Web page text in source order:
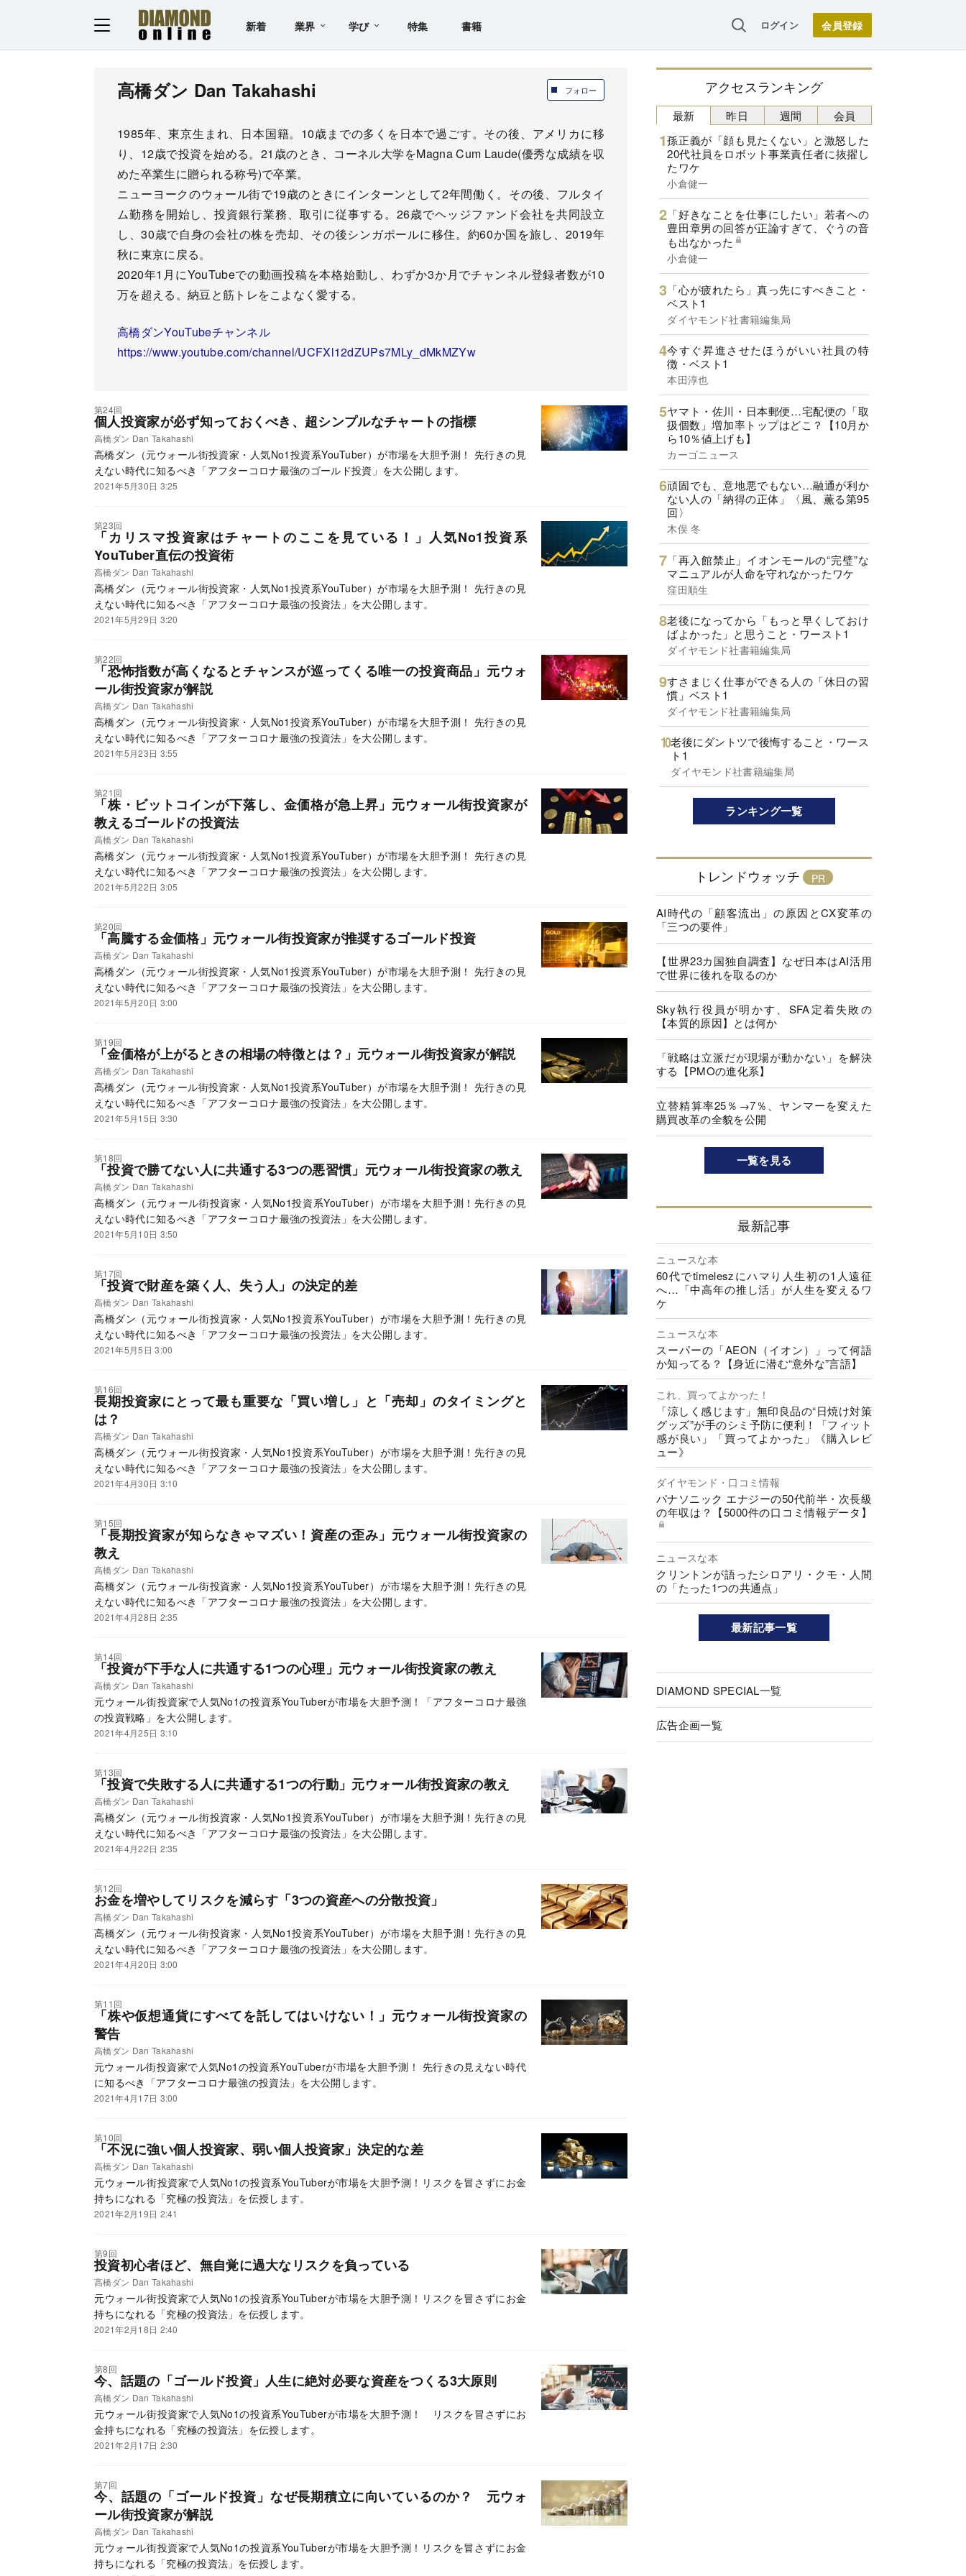
新着 業界 学び 特集 書籍 ログイン
フォロー
高橋ダン Dan Takahashi
1985年、東京生まれ、日本国籍。10歳までの多くを日本で過ごす。その後、アメリカに移
り、12歳で投資を始める。21歳のとき、コーネル大学をMagna Cum Laude(優秀な成績を収
めた卒業生に贈られる称号)で卒業。
ニューヨークのウォール街で19歳のときにインターンとして2年間働く。その後、フルタイ
ム勤務を開始し、投資銀行業務、取引に従事する。26歳でヘッジファンド会社を共同設立
し、30歳で自身の会社の株を売却、その後シンガポールに移住。約60か国を旅し、2019年
秋に東京に戻る。
2020年1月にYouTubeでの動画投稿を本格始動し、わずか3か月でチャンネル登録者数が10
万を超える。納豆と筋トレをこよなく愛する。
高橋ダンYouTubeチャンネル
https://www.youtube.com/channel/UCFXl12dZUPs7MLy_dMkMZYw
第24回
個人投資家が必ず知っておくべき、超シンプルなチャートの指標
高橋ダン Dan Takahashi
高橋ダン（元ウォール街投資家・人気No1投資系YouTuber）が市場を大胆予測！ 先行きの見
えない時代に知るべき「アフターコロナ最強のゴールド投資」を大公開します。
2021年5月30日 3:25
第23回
「カリスマ投資家はチャートのここを見ている！」人気No1投資系
YouTuber直伝の投資術
高橋ダン Dan Takahashi
高橋ダン（元ウォール街投資家・人気No1投資系YouTuber）が市場を大胆予測！ 先行きの見
えない時代に知るべき「アフターコロナ最強の投資法」を大公開します。
2021年5月29日 3:20
第22回
「恐怖指数が高くなるとチャンスが巡ってくる唯一の投資商品」元ウォ
ール街投資家が解説
高橋ダン Dan Takahashi
高橋ダン（元ウォール街投資家・人気No1投資系YouTuber）が市場を大胆予測！ 先行きの見
えない時代に知るべき「アフターコロナ最強の投資法」を大公開します。
2021年5月23日 3:55
第21回
「株・ビットコインが下落し、金価格が急上昇」元ウォール街投資家が
教えるゴールドの投資法
高橋ダン Dan Takahashi
高橋ダン（元ウォール街投資家・人気No1投資系YouTuber）が市場を大胆予測！ 先行きの見
えない時代に知るべき「アフターコロナ最強の投資法」を大公開します。
2021年5月22日 3:05
第20回
「高騰する金価格」元ウォール街投資家が推奨するゴールド投資
高橋ダン Dan Takahashi
高橋ダン（元ウォール街投資家・人気No1投資系YouTuber）が市場を大胆予測！ 先行きの見
えない時代に知るべき「アフターコロナ最強の投資法」を大公開します。
2021年5月20日 3:00
第19回
「金価格が上がるときの相場の特徴とは？」元ウォール街投資家が解説
高橋ダン Dan Takahashi
高橋ダン（元ウォール街投資家・人気No1投資系YouTuber）が市場を大胆予測！ 先行きの見
えない時代に知るべき「アフターコロナ最強の投資法」を大公開します。
2021年5月15日 3:30
第18回
「投資で勝てない人に共通する3つの悪習慣」元ウォール街投資家の教え
高橋ダン Dan Takahashi
高橋ダン（元ウォール街投資家・人気No1投資系YouTuber）が市場を大胆予測！先行きの見
えない時代に知るべき「アフターコロナ最強の投資法」を大公開します。
2021年5月10日 3:50
第17回
「投資で財産を築く人、失う人」の決定的差
高橋ダン Dan Takahashi
高橋ダン（元ウォール街投資家・人気No1投資系YouTuber）が市場を大胆予測！先行きの見
えない時代に知るべき「アフターコロナ最強の投資法」を大公開します。
2021年5月5日 3:00
第16回
長期投資家にとって最も重要な「買い増し」と「売却」のタイミングと
は？
高橋ダン Dan Takahashi
高橋ダン（元ウォール街投資家・人気No1投資系YouTuber）が市場を大胆予測！先行きの見
えない時代に知るべき「アフターコロナ最強の投資法」を大公開します。
2021年4月30日 3:10
第15回
「長期投資家が知らなきゃマズい！資産の歪み」元ウォール街投資家の
教え
高橋ダン Dan Takahashi
高橋ダン（元ウォール街投資家・人気No1投資系YouTuber）が市場を大胆予測！先行きの見
えない時代に知るべき「アフターコロナ最強の投資法」を大公開します。
2021年4月28日 2:35
第14回
「投資が下手な人に共通する1つの心理」元ウォール街投資家の教え
高橋ダン Dan Takahashi
元ウォール街投資家で人気No1の投資系YouTuberが市場を大胆予測！「アフターコロナ最強
の投資戦略」を大公開します。
2021年4月25日 3:10
第13回
「投資で失敗する人に共通する1つの行動」元ウォール街投資家の教え
高橋ダン Dan Takahashi
高橋ダン（元ウォール街投資家・人気No1投資系YouTuber）が市場を大胆予測！先行きの見
えない時代に知るべき「アフターコロナ最強の投資法」を大公開します。
2021年4月22日 2:35
第12回
お金を増やしてリスクを減らす「3つの資産への分散投資」
高橋ダン Dan Takahashi
高橋ダン（元ウォール街投資家・人気No1投資系YouTuber）が市場を大胆予測！先行きの見
えない時代に知るべき「アフターコロナ最強の投資法」を大公開します。
2021年4月20日 3:00
第11回
「株や仮想通貨にすべてを託してはいけない！」元ウォール街投資家の
警告
高橋ダン Dan Takahashi
元ウォール街投資家で人気No1の投資系YouTuberが市場を大胆予測！ 先行きの見えない時代
に知るべき「アフターコロナ最強の投資法」を大公開します。
2021年4月17日 3:00
第10回
「不況に強い個人投資家、弱い個人投資家」決定的な差
高橋ダン Dan Takahashi
元ウォール街投資家で人気No1の投資系YouTuberが市場を大胆予測！リスクを冒さずにお金
持ちになれる「究極の投資法」を伝授します。
2021年2月19日 2:41
第9回
投資初心者ほど、無自覚に過大なリスクを負っている
高橋ダン Dan Takahashi
元ウォール街投資家で人気No1の投資系YouTuberが市場を大胆予測！リスクを冒さずにお金
持ちになれる「究極の投資法」を伝授します。
2021年2月18日 2:40
第8回
今、話題の「ゴールド投資」人生に絶対必要な資産をつくる3大原則
高橋ダン Dan Takahashi
元ウォール街投資家で人気No1の投資系YouTuberが市場を大胆予測！ リスクを冒さずにお
金持ちになれる「究極の投資法」を伝授します。
2021年2月17日 2:30
第7回
今、話題の「ゴールド投資」なぜ長期積立に向いているのか？ 元ウォ
ール街投資家が解説
高橋ダン Dan Takahashi
元ウォール街投資家で人気No1の投資系YouTuberが市場を大胆予測！リスクを冒さずにお金
持ちになれる「究極の投資法」を伝授します。
アクセスランキング
最新
孫正義が「顔も見たくない」と激怒した
20代社員をロボット事業責任者に抜擢し
たワケ
小倉健一
「好きなことを仕事にしたい」若者への
豊田章男の回答が正論すぎて、ぐうの音
も出なかった
小倉健一
「心が疲れたら」真っ先にすべきこと・
ベスト1
ダイヤモンド社書籍編集局
今すぐ昇進させたほうがいい社員の特
徴・ベスト1
本田淳也
ヤマト・佐川・日本郵便…宅配便の「取
扱個数」増加率トップはどこ？【10月か
ら10％値上げも】
カーゴニュース
頑固でも、意地悪でもない…融通が利か
ない人の「納得の正体」〈風、薫る第95
回〉
木俣 冬
「再入館禁止」イオンモールの“完璧”な
マニュアルが人命を守れなかったワケ
窪田順生
老後になってから「もっと早くしておけ
ばよかった」と思うこと・ワースト1
ダイヤモンド社書籍編集局
すさまじく仕事ができる人の「休日の習
慣」ベスト1
ダイヤモンド社書籍編集局
老後にダントツで後悔すること・ワース
ト1
ダイヤモンド社書籍編集局
昨日 週間 会員
ランキング一覧
トレンドウォッチ
AI時代の「顧客流出」の原因とCX変革の
「三つの要件」
【世界23カ国独自調査】なぜ日本はAI活用
で世界に後れを取るのか
Sky執行役員が明かす、SFA定着失敗の
【本質的原因】とは何か
「戦略は立派だが現場が動かない」を解決
する【PMOの進化系】
立替精算率25％→7％、ヤンマーを変えた
購買改革の全貌を公開
一覧を見る
最新記事
ニュースな本
60代でtimeleszにハマり人生初の1人遠征
へ…「中高年の推し活」が人生を変えるワ
ケ
ニュースな本
スーパーの「AEON（イオン）」って何語
か知ってる？【身近に潜む“意外な”言語】
これ、買ってよかった！
「涼しく感じます」無印良品の“日焼け対策
グッズ”が手のシミ予防に便利！「フィット
感が良い」「買ってよかった」《購入レビ
ュー》
ダイヤモンド・口コミ情報
パナソニック エナジーの50代前半・次長級
の年収は？【5000件の口コミ情報データ】
ニュースな本
クリントンが語ったシロアリ・クモ・人間
の「たった1つの共通点」
最新記事一覧
DIAMOND SPECIAL一覧
広告企画一覧